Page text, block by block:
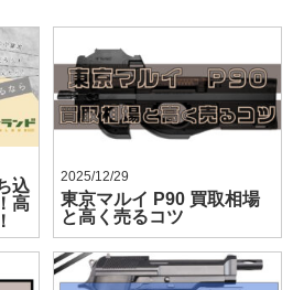
込
高
2025/12/29
東京マルイ P90 買取相場
と高く売るコツ